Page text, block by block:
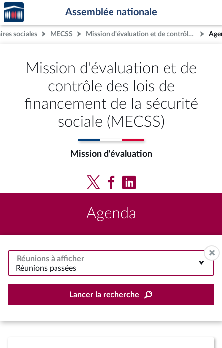
Aller au contenu
Aller en bas de la page
Accèder
à la
page
d'accueil
Assemblée nationale
sociales MECSS Mission d'évaluation et de contrôle des lois de financement de la sécurité sociale (MECSS)
Mission d'évaluation et de
contrôle des lois de
financement de la sécurité
sociale (MECSS)
Mission d'évaluation
Agenda
Réunions à afficher
Réunions passées
Lancer la recherche